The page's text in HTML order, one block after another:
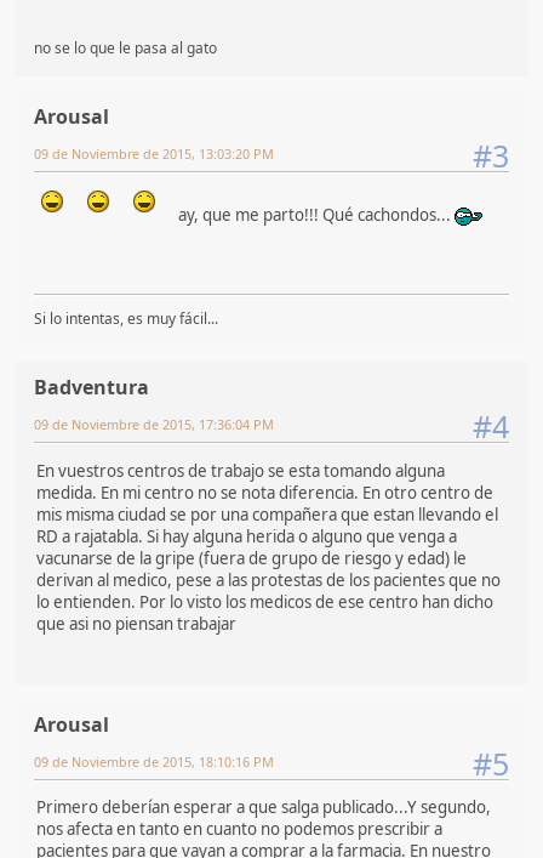
no se lo que le pasa al gato
Arousal
#3
09 de Noviembre de 2015, 13:03:20 PM
ay, que me parto!!! Qué cachondos...
Si lo intentas, es muy fácil...
Badventura
#4
09 de Noviembre de 2015, 17:36:04 PM
En vuestros centros de trabajo se esta tomando alguna
medida. En mi centro no se nota diferencia. En otro centro de
mis misma ciudad se por una compañera que estan llevando el
RD a rajatabla. Si hay alguna herida o alguno que venga a
vacunarse de la gripe (fuera de grupo de riesgo y edad) le
derivan al medico, pese a las protestas de los pacientes que no
lo entienden. Por lo visto los medicos de ese centro han dicho
que asi no piensan trabajar
Arousal
#5
09 de Noviembre de 2015, 18:10:16 PM
Primero deberían esperar a que salga publicado...Y segundo,
nos afecta en tanto en cuanto no podemos prescribir a
pacientes para que vayan a comprar a la farmacia. En nuestro